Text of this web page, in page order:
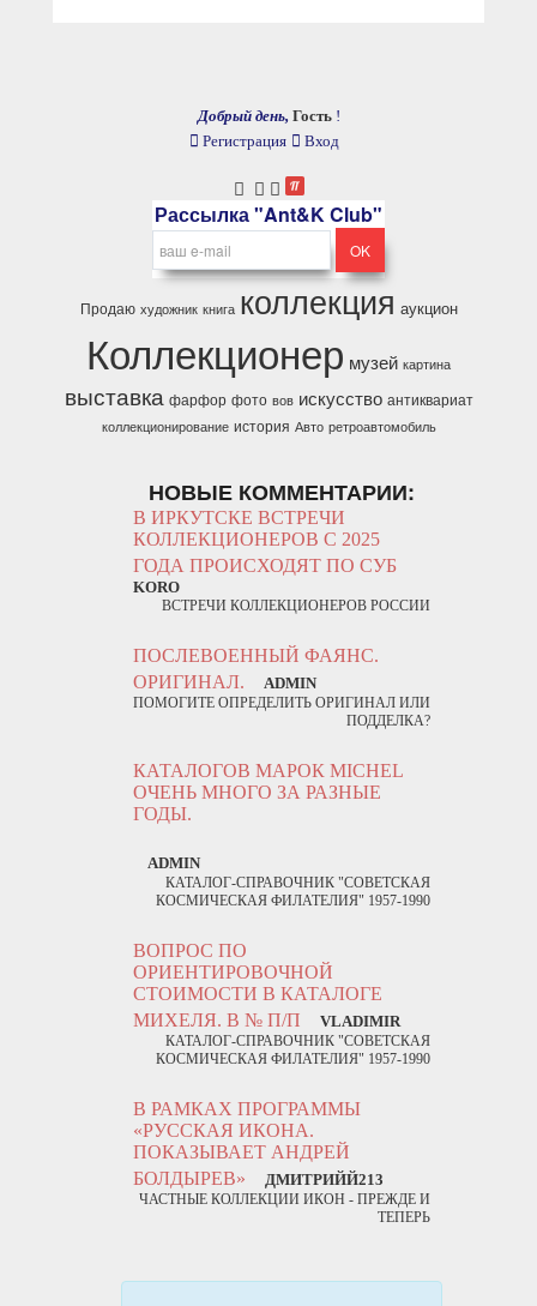
Добрый день, Гость !
Регистрация
Вход
Рассылка "Ant&K Club"
Продаю художник книга коллекция аукцион
Коллекционер музей картина
выставка фарфор фото вов искусство антиквариат
коллекционирование история Авто ретроавтомобиль
НОВЫЕ КОММЕНТАРИИ:
В ИРКУТСКЕ ВСТРЕЧИ
КОЛЛЕКЦИОНЕРОВ С 2025
ГОДА ПРОИСХОДЯТ ПО СУБ
KORO
ВСТРЕЧИ КОЛЛЕКЦИОНЕРОВ РОССИИ
ПОСЛЕВОЕННЫЙ ФАЯНС.
ОРИГИНАЛ.
ADMIN
ПОМОГИТЕ ОПРЕДЕЛИТЬ ОРИГИНАЛ ИЛИ
ПОДДЕЛКА?
КАТАЛОГОВ МАРОК MICHEL
ОЧЕНЬ МНОГО ЗА РАЗНЫЕ
ГОДЫ.
ADMIN
КАТАЛОГ-СПРАВОЧНИК "СОВЕТСКАЯ
КОСМИЧЕСКАЯ ФИЛАТЕЛИЯ" 1957-1990
ВОПРОС ПО
ОРИЕНТИРОВОЧНОЙ
СТОИМОСТИ В КАТАЛОГЕ
МИХЕЛЯ. В № П/П
VLADIMIR
КАТАЛОГ-СПРАВОЧНИК "СОВЕТСКАЯ
КОСМИЧЕСКАЯ ФИЛАТЕЛИЯ" 1957-1990
В РАМКАХ ПРОГРАММЫ
«РУССКАЯ ИКОНА.
ПОКАЗЫВАЕТ АНДРЕЙ
БОЛДЫРЕВ»
ДМИТРИЙЙ213
ЧАСТНЫЕ КОЛЛЕКЦИИ ИКОН - ПРЕЖДЕ И
ТЕПЕРЬ